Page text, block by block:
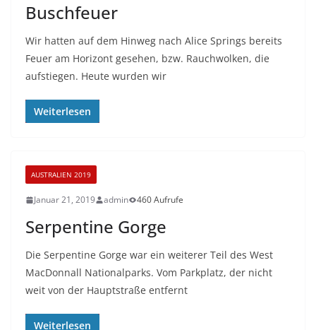
Buschfeuer
Wir hatten auf dem Hinweg nach Alice Springs bereits
Feuer am Horizont gesehen, bzw. Rauchwolken, die
aufstiegen. Heute wurden wir
Weiterlesen
AUSTRALIEN 2019
Januar 21, 2019 admin 460 Aufrufe
Serpentine Gorge
Die Serpentine Gorge war ein weiterer Teil des West
MacDonnall Nationalparks. Vom Parkplatz, der nicht
weit von der Hauptstraße entfernt
Weiterlesen